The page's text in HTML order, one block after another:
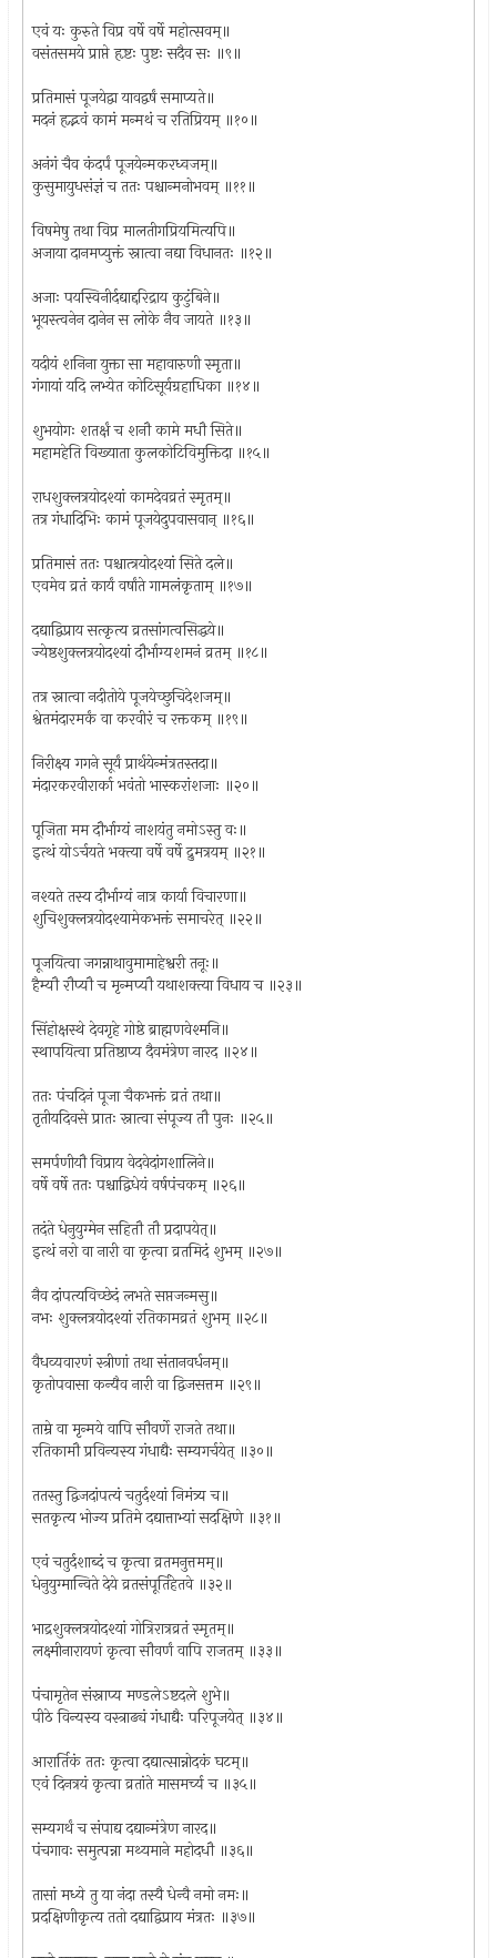
एवं यः कुरुते विप्र वर्षे वर्षे महोत्सवम्॥
वसंतसमये प्राप्ते हृष्टः पुष्टः सदैव सः ॥९॥
प्रतिमासं पूजयेद्वा यावद्वर्षं समाप्यते॥
मदनं हृद्भवं कामं मन्मथं च रतिप्रियम् ॥१०॥
अनंगं चैव कंदर्पं पूजयेन्मकरध्वजम्॥
कुसुमायुधसंज्ञं च ततः पश्चान्मनोभवम् ॥११॥
विषमेषु तथा विप्र मालतीगप्रियमित्यपि॥
अजाया दानमप्युक्तं स्नात्वा नद्या विधानतः ॥१२॥
अजाः पयस्विनीर्दद्याद्दरिद्राय कुटुंबिने॥
भूयस्त्वनेन दानेन स लोके नैव जायते ॥१३॥
यदीयं शनिना युक्ता सा महावारुणी स्मृता॥
गंगायां यदि लभ्येत कोटिसूर्यग्रहाधिका ॥१४॥
शुभयोगः शतर्क्षं च शनौ कामे मधौ सिते॥
महामहेति विख्याता कुलकोटिविमुक्तिदा ॥१५॥
राधशुक्लत्रयोदश्यां कामदेवव्रतं स्मृतम्॥
तत्र गंधादिभिः कामं पूजयेदुपवासवान् ॥१६॥
प्रतिमासं ततः पश्चात्त्रयोदश्यां सिते दले॥
एवमेव व्रतं कार्यं वर्षांते गामलंकृताम् ॥१७॥
दद्याद्विप्राय सत्कृत्य व्रतसांगत्वसिद्धये॥
ज्येष्ठशुक्लत्रयोदश्यां दौर्भाग्यशमनं व्रतम् ॥१८॥
तत्र स्नात्वा नदीतोये पूजयेच्छुचिदेशजम्॥
श्वेतमंदारमर्कं वा करवीरं च रक्तकम् ॥१९॥
निरीक्ष्य गगने सूर्यं प्रार्थयेन्मंत्रतस्तदा॥
मंदारकरवीरार्का भवंतो भास्करांशजाः ॥२०॥
पूजिता मम दौर्भाग्यं नाशयंतु नमोऽस्तु वः॥
इत्थं योऽर्चयते भक्त्या वर्षे वर्षे द्रुमत्रयम् ॥२१॥
नश्यते तस्य दौर्भाग्यं नात्र कार्या विचारणा॥
शुचिशुक्लत्रयोदश्यामेकभक्तं समाचरेत् ॥२२॥
पूजयित्वा जगन्नाथावुमामाहेश्वरी तनूः॥
हैम्यौ रौप्यौ च मृन्मप्यौ यथाशक्त्या विधाय च ॥२३॥
सिंहोक्षस्थे देवगृहे गोष्ठे ब्राह्मणवेश्मनि॥
स्थापयित्वा प्रतिष्ठाप्य दैवमंत्रेण नारद ॥२४॥
ततः पंचदिनं पूजा चैकभक्तं व्रतं तथा॥
तृतीयदिवसे प्रातः स्नात्वा संपूज्य तौ पुनः ॥२५॥
समर्पणीयौ विप्राय वेदवेदांगशालिने॥
वर्षे वर्षे ततः पश्चाद्विधेयं वर्षपंचकम् ॥२६॥
तदंते धेनुयुग्मेन सहितौ तौ प्रदापयेत्॥
इत्थं नरो वा नारी वा कृत्वा व्रतमिदं शुभम् ॥२७॥
नैव दांपत्यविच्छेदं लभते सप्तजन्मसु॥
नभः शुक्लत्रयोदश्यां रतिकामव्रतं शुभम् ॥२८॥
वैधव्यवारणं स्त्रीणां तथा संतानवर्धनम्॥
कृतोपवासा कन्यैव नारी वा द्विजसत्तम ॥२९॥
ताम्रे वा मृन्मये वापि सौवर्णे राजते तथा॥
रतिकामौ प्रविन्यस्य गंधाद्यैः सम्यगर्चयेत् ॥३०॥
ततस्तु द्विजदांपत्यं चतुर्दश्यां निमंत्र्य च॥
सतकृत्य भोज्य प्रतिमे दद्यात्ताभ्यां सदक्षिणे ॥३१॥
एवं चतुर्दशाब्दं च कृत्वा व्रतमनुत्तमम्॥
धेनुयुग्मान्विते देये व्रतसंपूर्तिहेतवे ॥३२॥
भाद्रशुक्लत्रयोदश्यां गोत्रिरात्रव्रतं स्मृतम्॥
लक्ष्मीनारायणं कृत्वा सौवर्णं वापि राजतम् ॥३३॥
पंचामृतेन संस्नाप्य मण्डलेऽष्टदले शुभे॥
पीठे विन्यस्य वस्त्राढ्यं गंधाद्यैः परिपूजयेत् ॥३४॥
आरार्तिकं ततः कृत्वा दद्यात्सान्नोदकं घटम्॥
एवं दिनत्रयं कृत्वा व्रतांते मासमर्च्य च ॥३५॥
सम्यगर्थं च संपाद्य दद्यान्मंत्रेण नारद॥
पंचगावः समुत्पन्ना मथ्यमाने महोदधौ ॥३६॥
तासां मध्ये तु या नंदा तस्यै धेन्वै नमो नमः॥
प्रदक्षिणीकृत्य ततो दद्याद्विप्राय मंत्रतः ॥३७॥